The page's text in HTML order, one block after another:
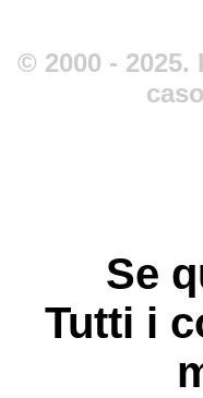
© 2000 -
Se
Tutti i